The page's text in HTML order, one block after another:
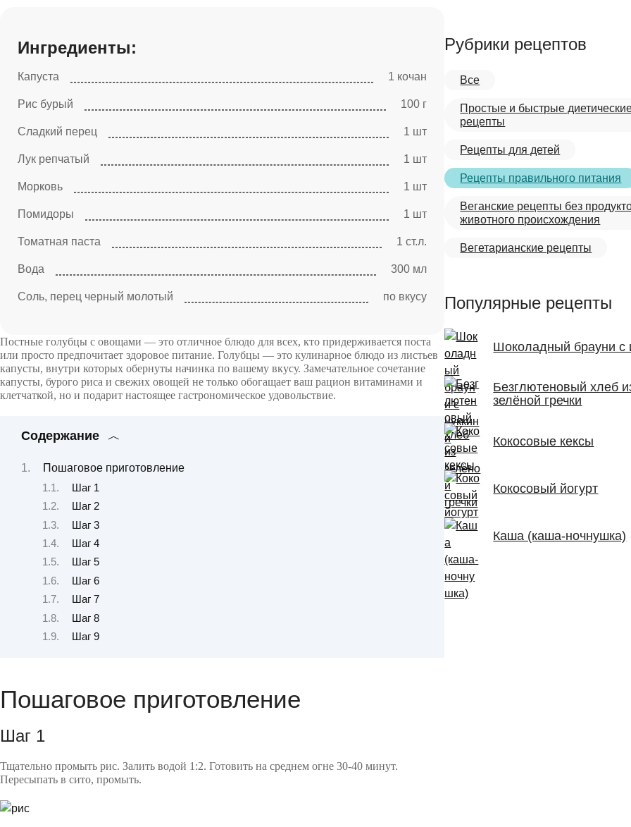
Ингредиенты:
Капуста 1 кочан
Рис бурый 100 г
Сладкий перец 1 шт
Лук репчатый 1 шт
Морковь 1 шт
Помидоры 1 шт
Томатная паста 1 ст.л.
Вода 300 мл
Соль, перец черный молотый по вкусу
Постные голубцы с овощами — это отличное блюдо для всех, кто придерживается поста
или просто предпочитает здоровое питание. Голубцы — это кулинарное блюдо из листьев
капусты, внутри которых обернуты начинка по вашему вкусу. Замечательное сочетание
капусты, бурого риса и свежих овощей не только обогащает ваш рацион витаминами и
клетчаткой, но и подарит настоящее гастрономическое удовольствие.
Содержание
Пошаговое приготовление
Шаг 1
Шаг 2
Шаг 3
Шаг 4
Шаг 5
Шаг 6
Шаг 7
Шаг 8
Шаг 9
Пошаговое приготовление
Шаг 1
Тщательно промыть рис. Залить водой 1:2. Готовить на среднем огне 30-40 минут.
Пересыпать в сито, промыть.
Рубрики рецептов
Все
Простые и быстрые
рецепты
Рецепты для детей
Рецепты правильного питания
Веганские рецепты без
животного происхождения
Вегетарианские рецепты
Популярные рецепты
Шоколадный брауни с
Безглютеновый хлеб
зелёной гречки
Кокосовые кексы
Кокосовый йогурт
Каша (каша-ночнушка)